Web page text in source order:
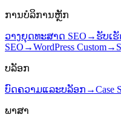
ການບໍລິການຫຼັກ
ວາງຍຸດທະສາດ SEO → ຮັບເຮັ
SEO →WordPress Custom→
ບລັອກ
ບົດຄວາມແລະບລັອກ →Case
ພາສາ